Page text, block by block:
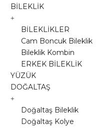
BİLEKLİK
BİLEKLİKLER
Cam Boncuk Bileklik
Bileklik Kombin
ERKEK BİLEKLİK
YÜZÜK
DOĞALTAŞ
Doğaltaş Bileklik
Doğaltaş Kolye